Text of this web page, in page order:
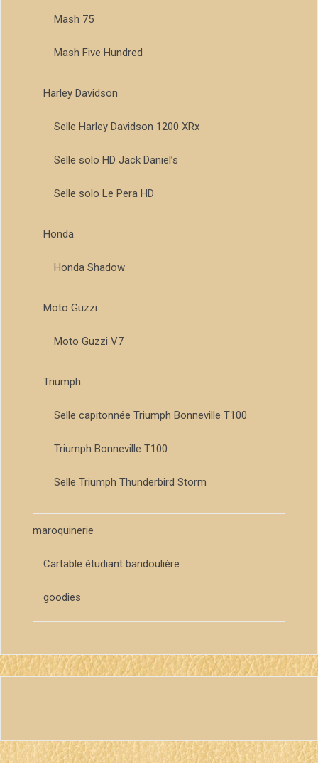
Mash 75
Mash Five Hundred
Harley Davidson
Selle Harley Davidson 1200 XRx
Selle solo HD Jack Daniel’s
Selle solo Le Pera HD
Honda
Honda Shadow
Moto Guzzi
Moto Guzzi V7
Triumph
Selle capitonnée Triumph Bonneville T100
Triumph Bonneville T100
Selle Triumph Thunderbird Storm
maroquinerie
Cartable étudiant bandoulière
goodies